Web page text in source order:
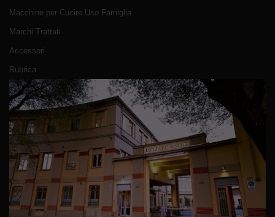
Macchine per Cucire Uso Famiglia
Marchi Trattati
Accessori
Rubrica